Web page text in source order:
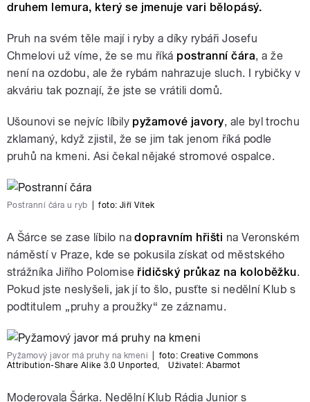
druhem lemura, který se jmenuje vari bělopásý.
Pruh na svém těle mají i ryby a díky rybáři Josefu
Chmelovi už víme, že se mu říká postranní čára, a že
není na ozdobu, ale že rybám nahrazuje sluch. I rybičky v
akváriu tak poznají, že jste se vrátili domů.
Ušounovi se nejvíc líbily pyžamové javory, ale byl trochu
zklamaný, když zjistil, že se jim tak jenom říká podle
pruhů na kmeni. Asi čekal nějaké stromové ospalce.
Postranní čára u ryb foto: Jiří Vítek
A Šárce se zase líbilo nadopravním hřišti na Veronském
náměstí v Praze, kde se pokusila získat od městského
strážníka Jiřího Polomise řidičský průkaz na koloběžku.
Pokud jste neslyšeli, jak jí to šlo, pusťte si nedělní Klub s
podtitulem „pruhy a proužky“ ze záznamu.
Pyžamový javor má pruhy na kmeni foto: Creative Commons
Attribution-Share Alike 3.0 Unported,Uživatel: Abarmot
Moderovala Šárka. Nedělní Klub Rádia Junior s